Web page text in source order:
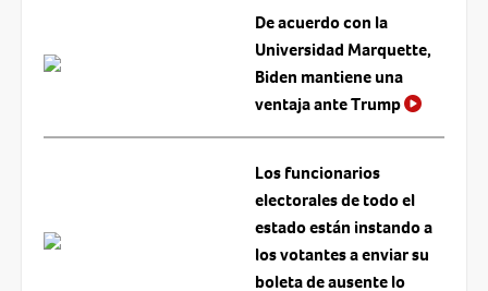
De acuerdo con la
Universidad Marquette,
Biden mantiene una
ventaja ante Trump
Los funcionarios
electorales de todo el
estado están instando a
los votantes a enviar su
boleta de ausente lo